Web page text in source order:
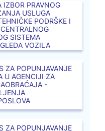
PRAVNOG
USLUGA
PODRŠKE I
SISTEMA
VOZILA
ZA POPUNJAVANJE
U AGENCIJI ZA
-
ZA POPUNJAVANJE